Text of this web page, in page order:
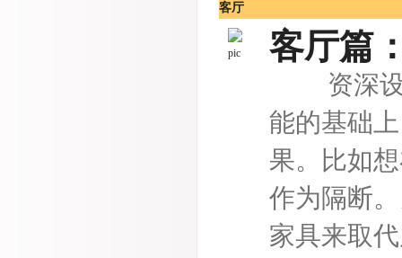
客厅
客厅篇
资深设计
能的基础
果。比如
作为隔断
家具来取